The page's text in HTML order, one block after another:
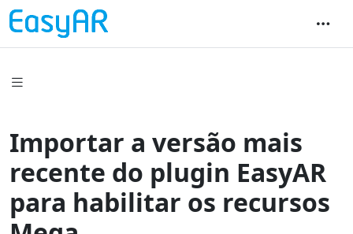
Importar a versão mais
recente do plugin EasyAR
para habilitar os recursos